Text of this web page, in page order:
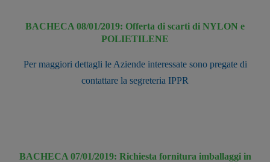
BACHECA 08/01/2019: Offerta di scarti di NYLON e
POLIETILENE
Per maggiori dettagli le Aziende interessate sono pregate di
contattare la segreteria IPPR
BACHECA 07/01/2019: Richiesta fornitura imballaggi in